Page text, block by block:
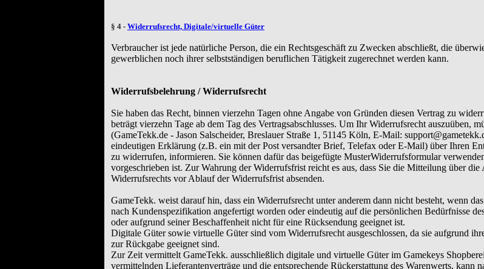
§ 4 - Widerrufsrecht, Digitale/virtuelle Güter
Verbraucher ist jede natürliche Person, die ein Rechtsgeschäft zu Zwecken abschließt, die
gewerblichen noch ihrer selbstständigen beruflichen Tätigkeit zugerechnet werden kann.
Widerrufsbelehrung / Widerrufsrecht
Sie haben das Recht, binnen vierzehn Tagen ohne Angabe von Gründen diesen Vertrag zu
beträgt vierzehn Tage ab dem Tag des Vertragsabschlusses. Um Ihr Widerrufsrecht auszuüben,
(GameTekk.de - Jason Salscheider, Breslauer Straße 1, 51145 Köln, E-Mail:
eindeutigen Erklärung (z.B. ein mit der Post versandter Brief, Telefax oder E-Mail) über Ihren
zu widerrufen, informieren. Sie können dafür das beigefügte MusterWiderrufsformular
vorgeschrieben ist. Zur Wahrung der Widerrufsfrist reicht es aus, dass Sie die Mitteilung über die
Widerrufsrechts vor Ablauf der Widerrufsfrist absenden.
GameTekk. weist darauf hin, dass ein Widerrufsrecht unter anderem dann nicht besteht, wenn
nach Kundenspezifikation angefertigt worden oder eindeutig auf die persönlichen Bedürfnisse
oder aufgrund seiner Beschaffenheit nicht für eine Rücksendung geeignet ist.
Digitale Güter sowie virtuelle Güter sind vom Widerrufsrecht ausgeschlossen, da sie aufgrund
zur Rückgabe geeignet sind.
Zur Zeit vermittelt GameTekk. ausschließlich digitale und virtuelle Güter im Gamekeys
vermittelnden Lieferantenverträge und die entsprechende Rückerstattung des Warenwerts, kann